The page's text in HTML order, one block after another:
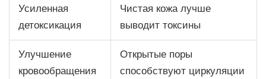
Усиленная
детоксикация
Чистая кожа лучше
выводит токсины
Улучшение
кровообращения
Открытые поры
способствуют циркуляции